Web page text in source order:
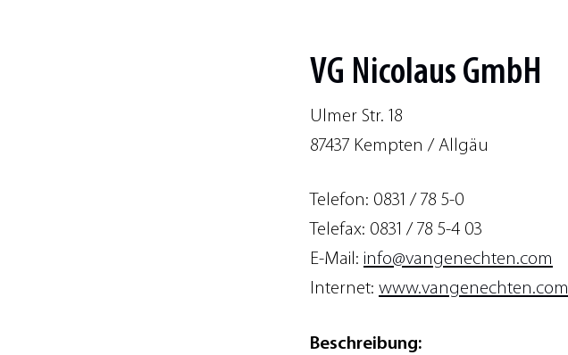
VG Nicolaus GmbH
Ulmer Str. 18
87437 Kempten / Allgäu
Telefon: 0831 / 78 5-0
Telefax: 0831 / 78 5-4 03
E-Mail: info@vangenechten.com
Internet: www.vangenechten.com
Beschreibung: